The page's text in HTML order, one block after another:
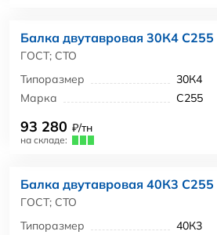
Балка двутавровая 30К4 С255
ГОСТ; СТО
Типоразмер
30К4
Марка
С255
93 280 ₽/тн
на складе:
Балка двутавровая 40К3 С255
ГОСТ; СТО
Типоразмер
40К3